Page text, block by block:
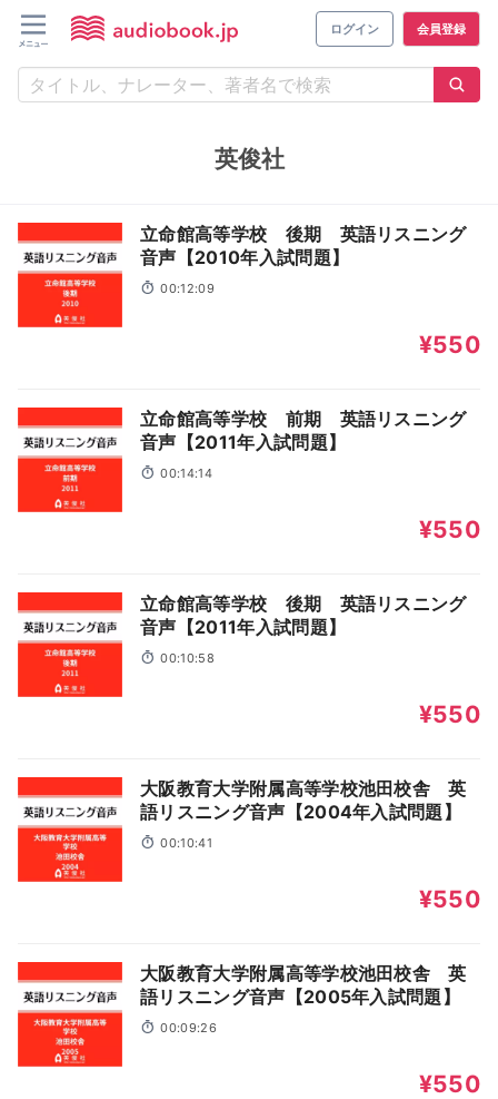
ログイン 会員登録
英俊社
立命館高等学校 後期 英語リスニング
音声【2010年入試問題】
00:12:09
¥550
立命館高等学校 前期 英語リスニング
音声【2011年入試問題】
00:14:14
¥550
立命館高等学校 後期 英語リスニング
音声【2011年入試問題】
00:10:58
¥550
大阪教育大学附属高等学校池田校舎 英
語リスニング音声【2004年入試問題】
00:10:41
¥550
大阪教育大学附属高等学校池田校舎 英
語リスニング音声【2005年入試問題】
00:09:26
¥550